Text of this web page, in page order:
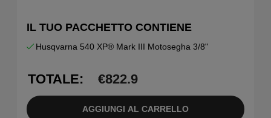
IL TUO PACCHETTO CONTIENE
Husqvarna 540 XP® Mark III Motosegha 3/8"
TOTALE: €822.9
AGGIUNGI AL CARRELLO